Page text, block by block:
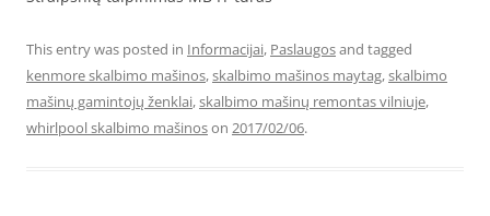
This entry was posted in Informacijai, Paslaugosand tagged
kenmore skalbimo mašinos,skalbimo mašinos maytag,skalbimo
mašinų gamintojų ženklai,skalbimo mašinų remontas vilniuje,
whirlpool skalbimo mašinoson 2017/02/06.